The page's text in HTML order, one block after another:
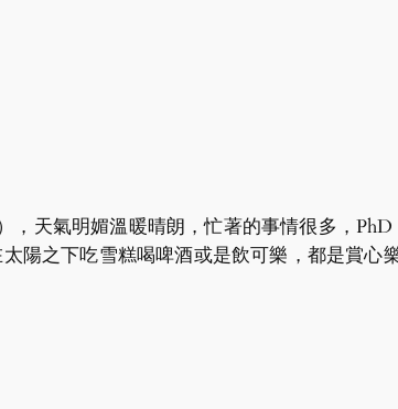
，天氣明媚溫暖晴朗，忙著的事情很多，
陽之下吃雪糕喝啤酒或是飲可樂，都是賞心